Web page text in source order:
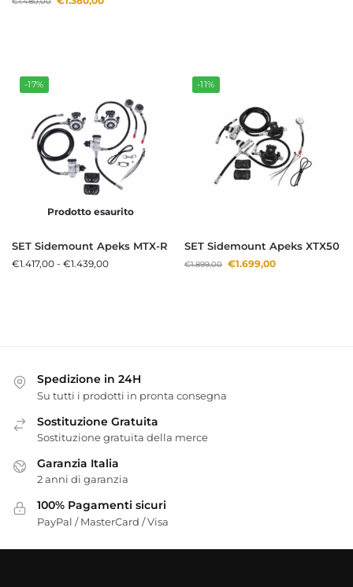
-17%
Prodotto esaurito
SET Sidemount Apeks MTX-R
€1.417,00 - €1.439,00
-11%
SET Sidemount Apeks XTX50
€1.899,00 €1.699,00
Spedizione in 24H
Su tutti i prodotti in pronta consegna
Sostituzione Gratuita
Sostituzione gratuita della merce
Garanzia Italia
2 anni di garanzia
100% Pagamenti sicuri
PayPal / MasterCard / Visa